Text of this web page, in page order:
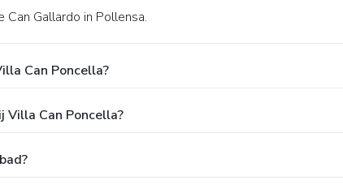
Can Gallardo in Pollensa.
Can Poncella?
Villa Can Poncella?